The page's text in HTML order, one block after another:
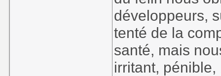
développeurs,
tenté de la
santé, mais
irritant, pénible,